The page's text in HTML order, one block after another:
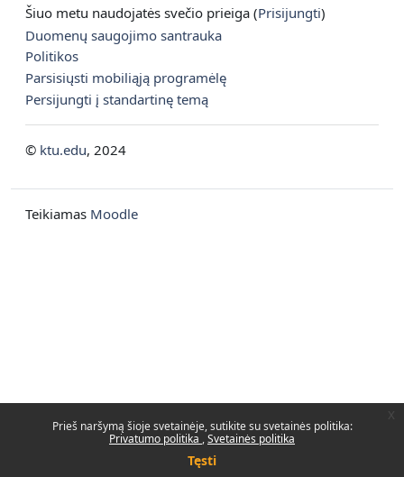
Prieš naršymą šioje svetainėje, sutikite su svetainės politika:
Privatumo politika Svetainės politika
Tęsti
Šiuo metu naudojatės svečio prieiga (Prisijungti)
Duomenų saugojimo santrauka
Politikos
Parsisiųsti mobiliąją programėlę
Persijungti į standartinę temą
© ktu.edu, 2024
Teikiamas Moodle